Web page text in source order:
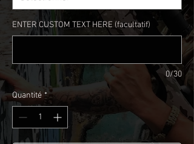
ENTER CUSTOM TEXT HERE (facultatif)
0/30
Quantité *